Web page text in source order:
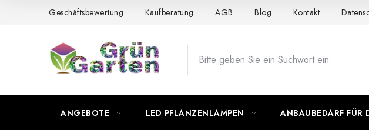
Geschäftsbewertung Kaufberatung AGB Blog Kontakt
ANGEBOTE LED PFLANZENLAMPEN ANBAUBEDARF FÜR